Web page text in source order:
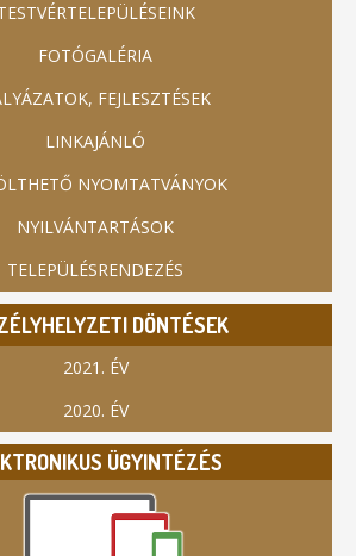
FOTÓGALÉRIA
FEJLESZTÉSEK
LINKAJÁNLÓ
NYOMTATVÁNYOK
NYILVÁNTARTÁSOK
TELEPÜLÉSRENDEZÉS
DÖNTÉSEK
2021. ÉV
2020. ÉV
ÜGYINTÉZÉS